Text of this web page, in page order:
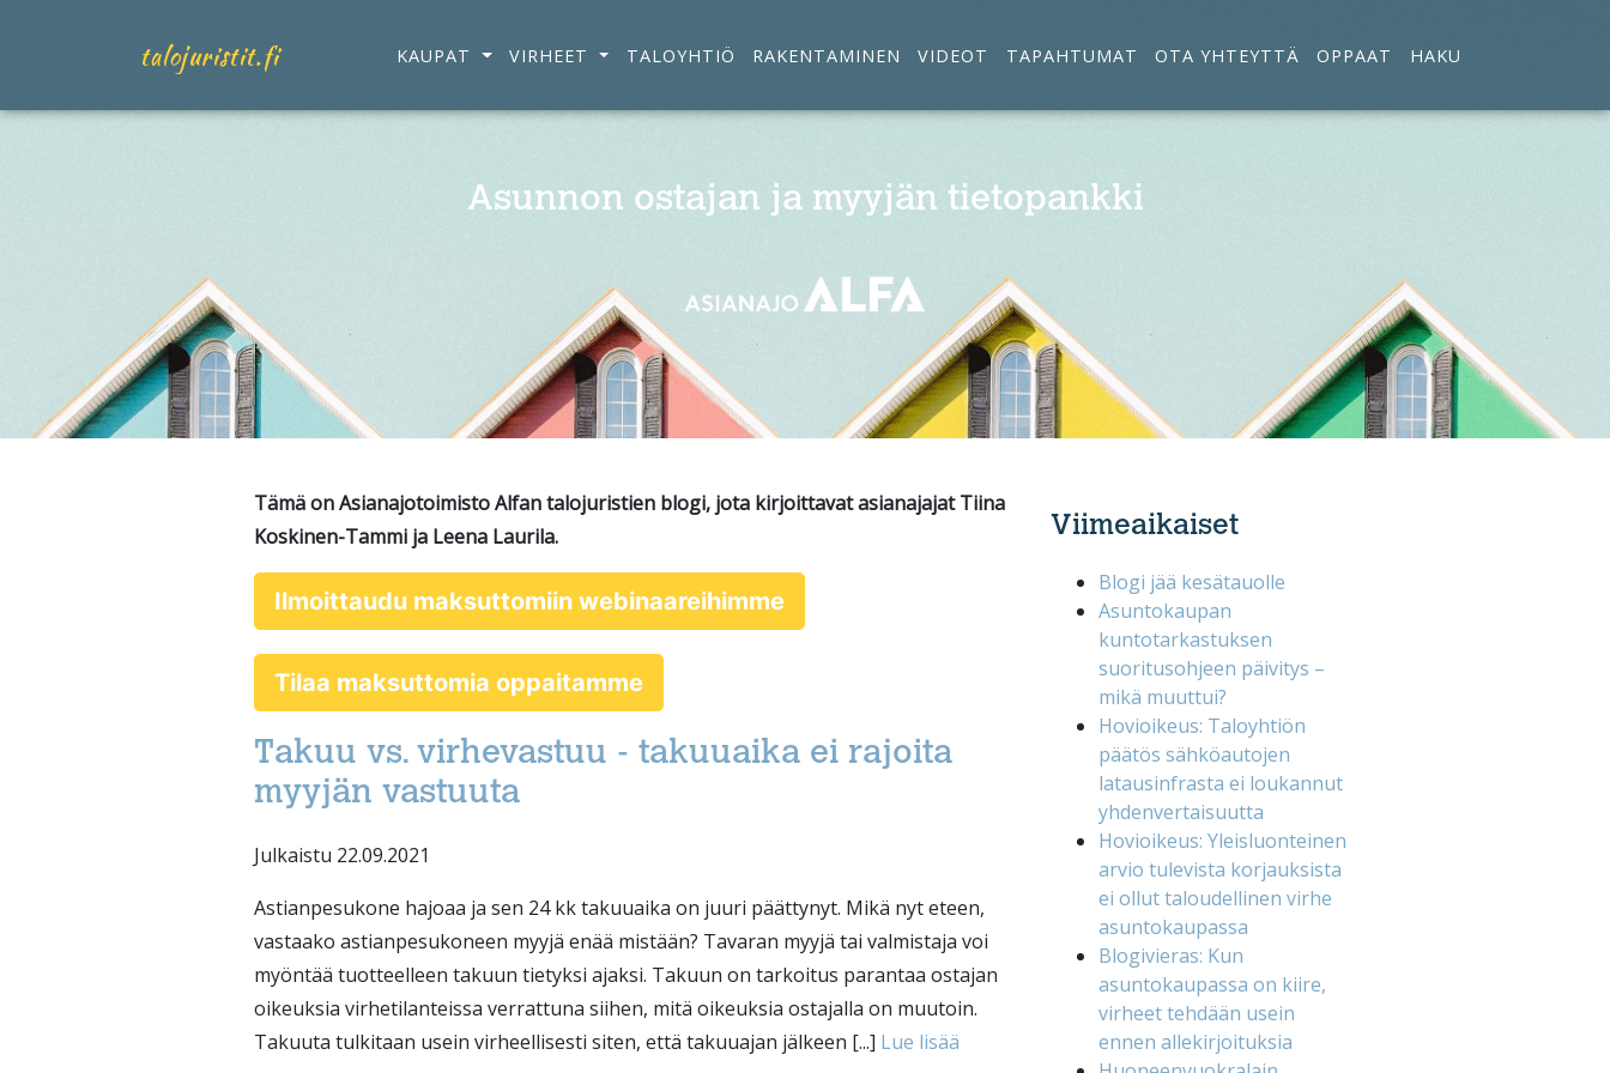
talojuristit.fi KAUPAT VIRHEET TALOYHTIÖ RAKENTAMINEN VIDEOT TAPAHTUMAT OTA YHTEYTTÄ OPPAAT HAKU
Asunnon ostajan ja myyjän tietopankki
Tämä on Asianajotoimisto Alfan talojuristien blogi, jota kirjoittavat asianajajat Tiina
Koskinen-Tammi ja Leena Laurila.
Ilmoittaudu maksuttomiin webinaareihimme
Tilaa maksuttomia oppaitamme
Takuu vs. virhevastuu - takuuaika ei rajoita
myyjän vastuuta
Julkaistu 22.09.2021
Astianpesukone hajoaa ja sen 24 kk takuuaika on juuri päättynyt. Mikä nyt eteen,
vastaako astianpesukoneen myyjä enää mistään? Tavaran myyjä tai valmistaja voi
myöntää tuotteelleen takuun tietyksi ajaksi. Takuun on tarkoitus parantaa ostajan
oikeuksia virhetilanteissa verrattuna siihen, mitä oikeuksia ostajalla on muutoin.
Takuuta tulkitaan usein virheellisesti siten, että takuuajan jälkeen [...] Lue lisää
Viimeaikaiset
Blogi jää kesätauolle
Asuntokaupan
kuntotarkastuksen
suoritusohjeen päivitys –
mikä muuttui?
Hovioikeus: Taloyhtiön
päätös sähköautojen
latausinfrasta ei loukannut
yhdenvertaisuutta
Hovioikeus: Yleisluonteinen
arvio tulevista korjauksista
ei ollut taloudellinen virhe
asuntokaupassa
Blogivieras: Kun
asuntokaupassa on kiire,
virheet tehdään usein
ennen allekirjoituksia